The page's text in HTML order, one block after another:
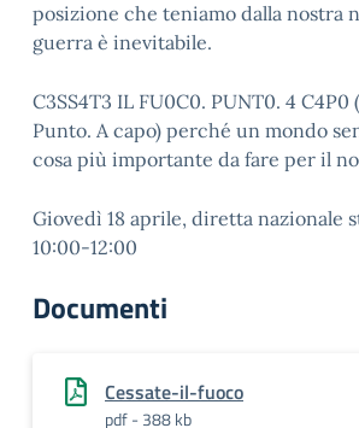
posizione che teniamo dalla nostra
guerra è inevitabile.
C3SS4T3 IL FU0C0. PUNT0. 4 C4P0
Punto. A capo) perché un mondo
cosa più importante da fare per il
Giovedì 18 aprile, diretta nazionale
10:00-12:00
Documenti
Cessate-il-fuoco
pdf - 388 kb